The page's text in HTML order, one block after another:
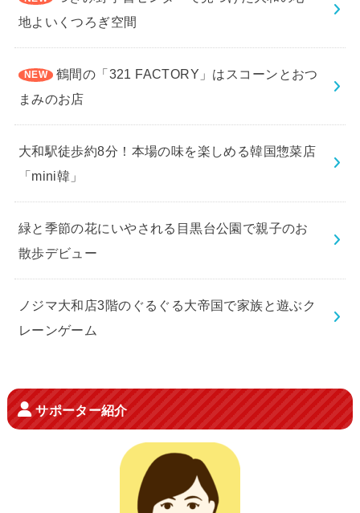
地よいくつろぎ空間
鶴間の「321 FACTORY」はスコーンとおつ
まみのお店
大和駅徒歩約8分！本場の味を楽しめる韓国惣菜店
「mini韓」
緑と季節の花にいやされる目黒台公園で親子のお
散歩デビュー
ノジマ大和店3階のぐるぐる大帝国で家族と遊ぶク
レーンゲーム
サポーター紹介